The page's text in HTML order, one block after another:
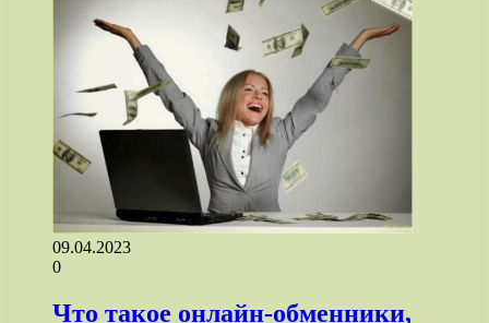
09.04.2023
0
Что такое онлайн-обменники,